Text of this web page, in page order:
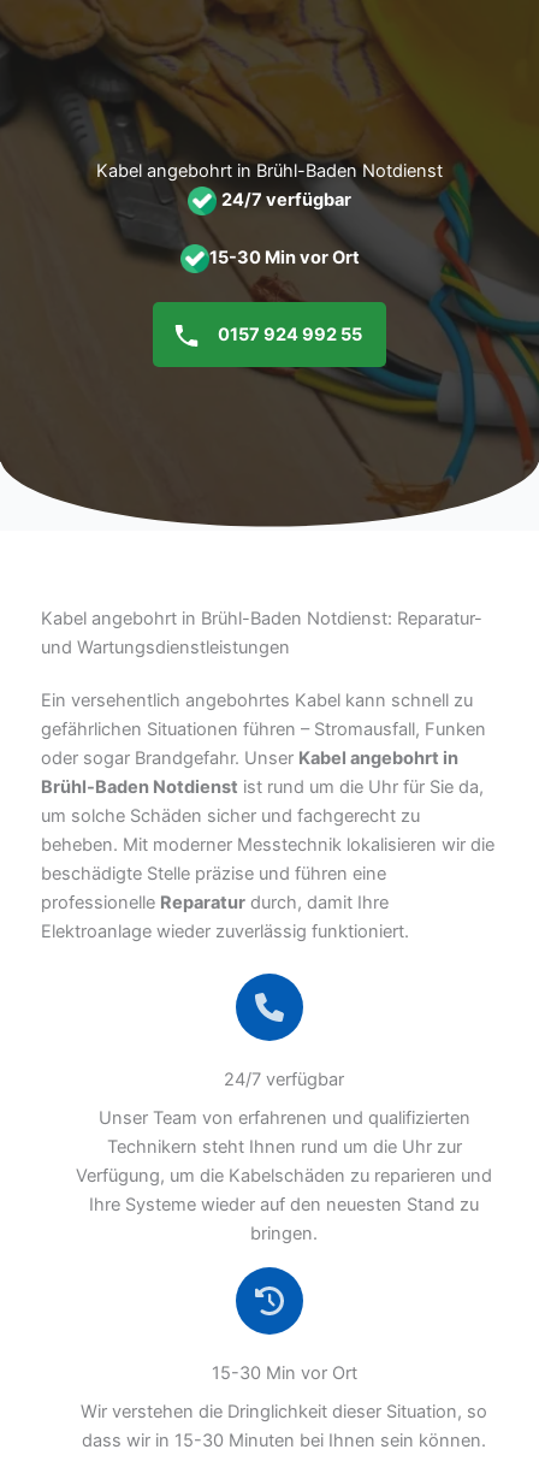
Inhalt
Kabel angebohrt in Brühl-Baden Notdienst
24/7 verfügbar
15-30 Min vor Ort
0157 924 992 55
Kabel angebohrt in Brühl-Baden Notdienst: Reparatur-
und Wartungsdienstleistungen
Ein versehentlich angebohrtes Kabel kann schnell zu
gefährlichen Situationen führen – Stromausfall, Funken
oder sogar Brandgefahr. Unser Kabel angebohrt in
Brühl-Baden Notdienst ist rund um die Uhr für Sie da,
um solche Schäden sicher und fachgerecht zu
beheben. Mit moderner Messtechnik lokalisieren wir die
beschädigte Stelle präzise und führen eine
professionelle Reparatur durch, damit Ihre
Elektroanlage wieder zuverlässig funktioniert.
24/7 verfügbar
Unser Team von erfahrenen und qualifizierten
Technikern steht Ihnen rund um die Uhr zur
Verfügung, um die Kabelschäden zu reparieren und
Ihre Systeme wieder auf den neuesten Stand zu
bringen.
15-30 Min vor Ort
Wir verstehen die Dringlichkeit dieser Situation, so
dass wir in 15-30 Minuten bei Ihnen sein können.